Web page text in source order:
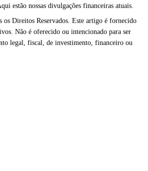
estão nossas divulgações financeiras atuais.
Direitos Reservados. Este artigo é fornecido
Não é oferecido ou intencionado para ser
legal, fiscal, de investimento, financeiro ou